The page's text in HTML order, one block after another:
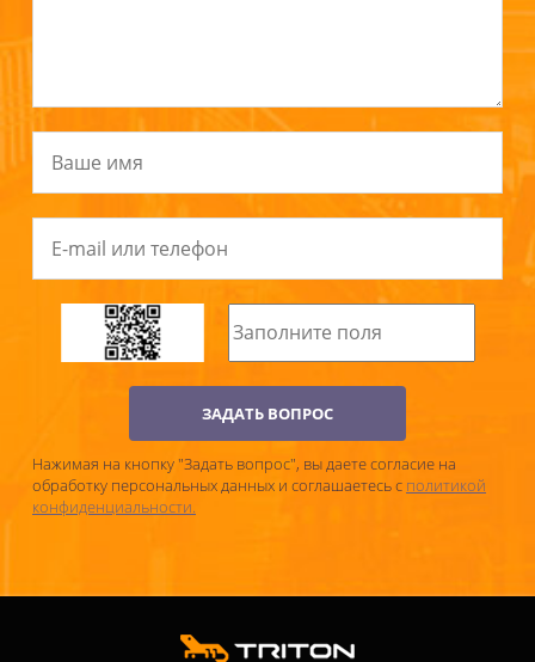
ЗАДАТЬ ВОПРОС
Нажимая на кнопку "Задать вопрос", вы даете согласие на
обработку персональных данных и соглашаетесь c политикой
конфиденциальности.